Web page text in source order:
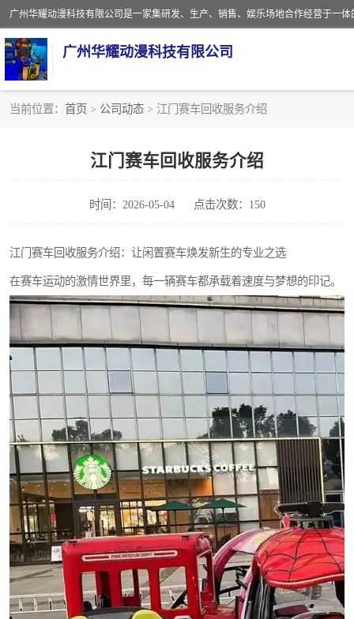
广州华耀动漫科技有限公司
当前位置： 首页 > 公司动态 > 江门赛车回收服务介绍
江门赛车回收服务介绍
时间：2026-05-04 点击次数：150
江门赛车回收服务介绍：让闲置赛车焕发新生的专业之选
在赛车运动的激情世界里，每一辆赛车都承载着速度与梦想的印记。
游戏厅回收